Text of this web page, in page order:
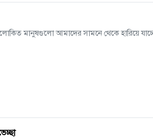
মানুষগুলো আমাদের সামনে থেকে হারিয়ে